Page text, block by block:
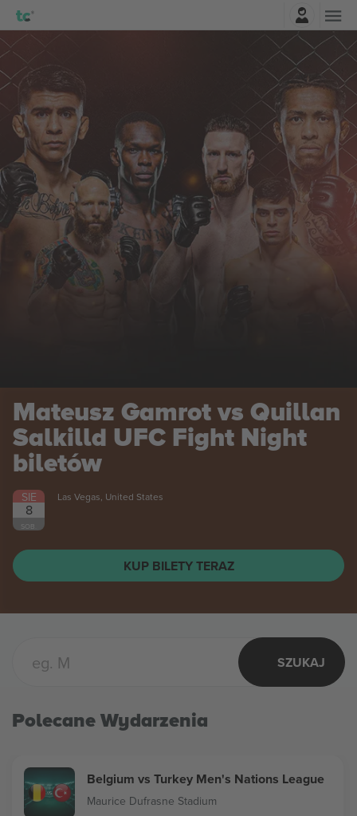
Mateusz Gamrot vs Quillan
Salkilld UFC Fight Night
biletów
SIE
8
SOB.
Las Vegas, United States
KUP BILETY TERAZ
SZUKAJ
Polecane Wydarzenia
Belgium vs Turkey Men's Nations League
Maurice Dufrasne Stadium